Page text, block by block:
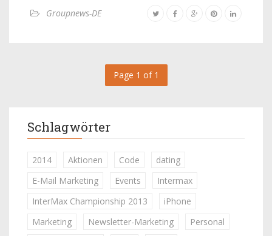
Groupnews-DE
Page 1 of 1
Schlagwörter
2014 Aktionen Code
dating
E-Mail Marketing
Events
Intermax
InterMax Championship 2013
iPhone
Marketing
Newsletter-Marketing
Personal